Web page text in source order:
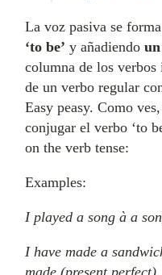
La voz pasiva se
‘to be’ y añadiendo
columna de los
de un verbo regular
Easy peasy. Como
conjugar el verbo ‘to
on the verb tense:
Examples:
I played a song à a
I have made a
made (present perfect)